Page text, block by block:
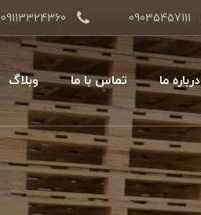
09035457111
09113324360
درباره ما تماس با ما وبلاگ